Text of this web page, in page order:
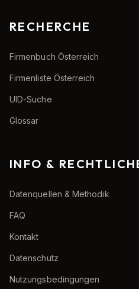
RECHERCHE
Firmenbuch Österreich
Firmenliste Österreich
UID-Suche
Glossar
INFO &
Datenquellen & Methodik
FAQ
Kontakt
Datenschutz
Nutzungsbedingungen